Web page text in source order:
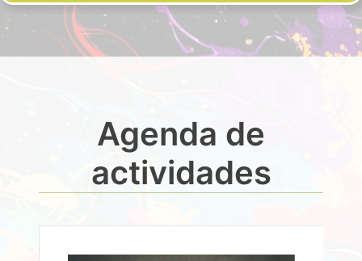
Agenda de
actividades